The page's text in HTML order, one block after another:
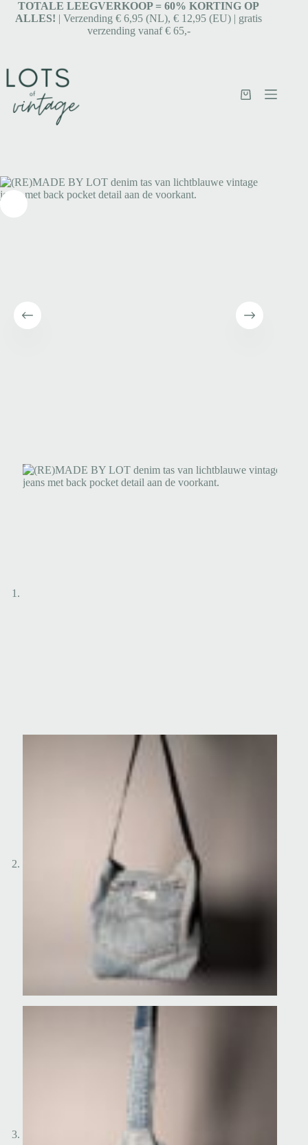
TOTALE LEEGVERKOOP = 60% KORTING OP
ALLES! | Verzending € 6,95 (NL), € 12,95 (EU) | gratis
verzending vanaf € 65,-